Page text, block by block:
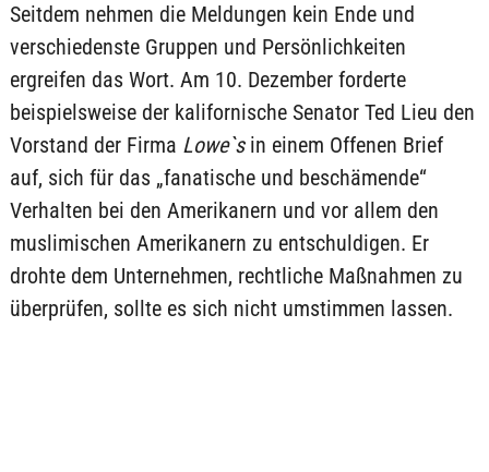
Seitdem nehmen die Meldungen kein Ende und
verschiedenste Gruppen und Persönlichkeiten
ergreifen das Wort. Am 10. Dezember forderte
beispielsweise der kalifornische Senator Ted Lieu den
Vorstand der Firma Lowe`sin einem Offenen Brief
auf, sich für das „fanatische und beschämende“
Verhalten bei den Amerikanern und vor allem den
muslimischen Amerikanern zu entschuldigen. Er
drohte dem Unternehmen, rechtliche Maßnahmen zu
überprüfen, sollte es sich nicht umstimmen lassen.